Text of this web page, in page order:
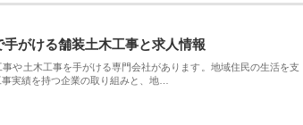
がける舗装土木工事と求人情報
や土木工事を手がける専門会社があります。地域住民の生活を支
実績を持つ企業の取り組みと、地…